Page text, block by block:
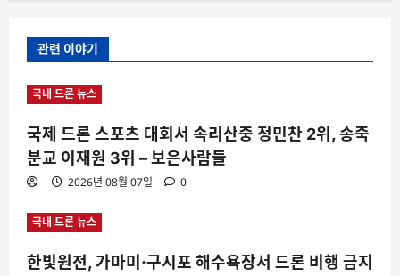
관련 이야기
국내 드론 뉴스
국제 드론 스포츠 대회서 속리산중 정민찬 2위, 송죽
분교 이재원 3위 – 보은사람들
2026년 08월 07일 0
국내 드론 뉴스
한빛원전, 가마미·구시포 해수욕장서 드론 비행 금지